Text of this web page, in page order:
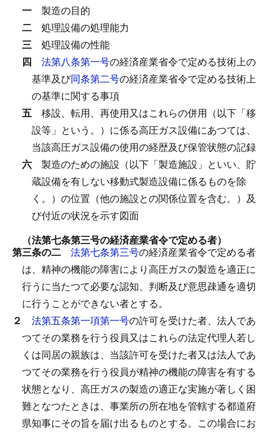
一
製造の目的
二
処理設備の処理能力
三
処理設備の性能
四
法第八条第一号の経済産業省令で定める技術上の
基準及び同条第二号の経済産業省令で定める技術上
の基準に関する事項
五
移設、転用、再使用又はこれらの併用（以下「移
設等」という。）に係る高圧ガス設備にあつては、
当該高圧ガス設備の使用の経歴及び保管状態の記録
六
製造のための施設（以下「製造施設」といい、貯
蔵設備を有しない移動式製造設備に係るものを除
く。）の位置（他の施設との関係位置を含む。）及
び付近の状況を示す図面
（法第七条第三号の経済産業省令で定める者）
第三条の二
法第七条第三号の経済産業省令で定める者
は、精神の機能の障害により高圧ガスの製造を適正に
行うに当たつて必要な認知、判断及び意思疎通を適切
に行うことができない者とする。
２
法第五条第一項第一号の許可を受けた者、法人であ
つてその業務を行う役員又はこれらの法定代理人若し
くは同居の親族は、当該許可を受けた者又は法人であ
つてその業務を行う役員が精神の機能の障害を有する
状態となり、高圧ガスの製造の適正な実施が著しく困
難となつたときは、事業所の所在地を管轄する都道府
県知事にその旨を届け出るものとする。 この場合にお